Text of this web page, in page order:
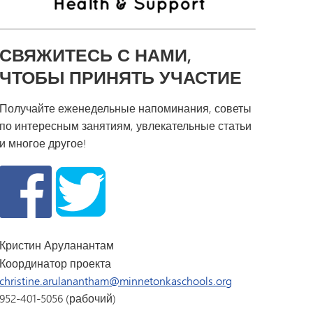
СВЯЖИТЕСЬ С НАМИ,
ЧТОБЫ ПРИНЯТЬ УЧАСТИЕ
Получайте еженедельные напоминания, советы
по интересным занятиям, увлекательные статьи
и многое другое!
Кристин Аруланантам
Координатор проекта
christine.arulanantham@minnetonkaschools.org
952-401-5056 (рабочий)